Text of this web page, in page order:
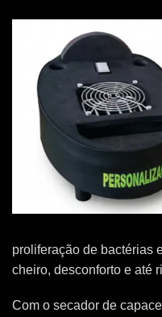
proliferação de bactérias
cheiro, desconforto e até
Com o secador de